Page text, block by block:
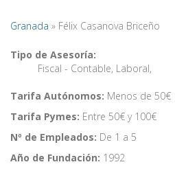
Granada » Félix Casanova Briceño
Tipo de Asesoría:
Fiscal - Contable, Laboral,
Tarifa Autónomos: Menos de 50€
Tarifa Pymes: Entre 50€ y 100€
Nº de Empleados: De 1 a 5
Año de Fundación: 1992